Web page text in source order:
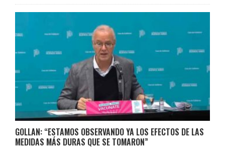
GOLLAN: “ESTAMOS OBSERVANDO YA LOS EFECTOS DE LAS
MEDIDAS MÁS DURAS QUE SE TOMARON”